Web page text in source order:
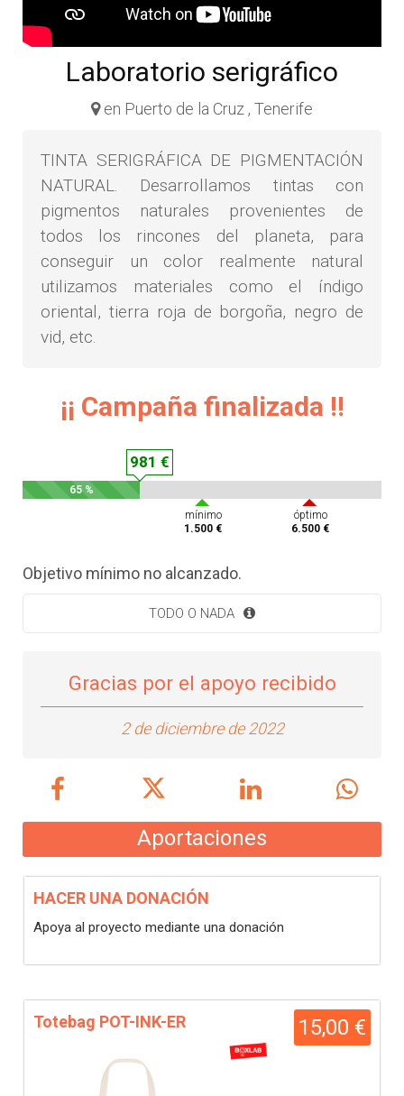
Laboratorio serigráfico
en Puerto de la Cruz , Tenerife
TINTA SERIGRÁFICA DE PIGMENTACIÓN
NATURAL. Desarrollamos tintas con
pigmentos naturales provenientes de
todos los rincones del planeta, para
conseguir un color realmente natural
utilizamos materiales como el índigo
oriental, tierra roja de borgoña, negro de
vid, etc.
¡¡ Campaña finalizada !!
981 €
65 %
mínimo
1.500 €
óptimo
6.500 €
Objetivo mínimo no alcanzado.
TODO O NADA
Gracias por el apoyo recibido
2 de diciembre de 2022
Aportaciones
HACER UNA DONACIÓN
Apoya al proyecto mediante una donación
15,00 €
Totebag POT-INK-ER